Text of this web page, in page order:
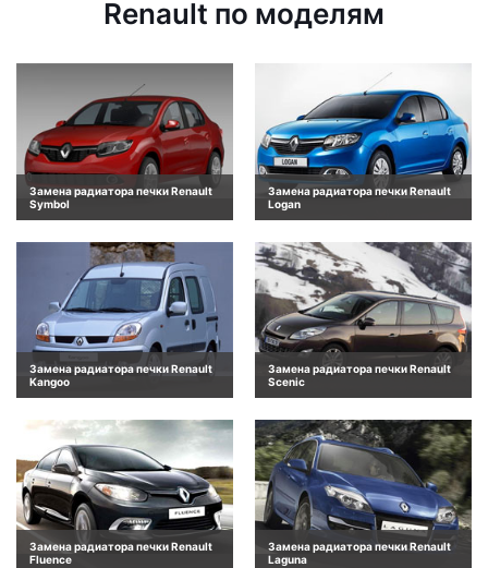
Renault по моделям
Замена радиатора печки Renault
Symbol
Замена радиатора печки Renault
Logan
Замена радиатора печки Renault
Kangoo
Замена радиатора печки Renault
Scenic
Замена радиатора печки Renault
Fluence
Замена радиатора печки Renault
Laguna